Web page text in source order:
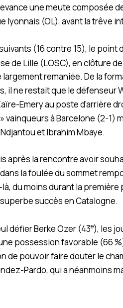
une meute composée
lyonnais (OL), avant la trêve
(16 contre 15), le point
de Lille (LOSC), en clôture de
remaniée. De la
il ne restait que le défenseur
Emery au poste d’arrière
vainqueurs à Barcelone (2-1)
et Ibrahim Mbaye.
après la rencontre avoir
la foulée du sommet
du moins durant la
succès en Catalogne.
défier Berke Ozer (43e), les
possession favorable (66
de pouvoir faire douter le
Pardo, qui a néanmoins